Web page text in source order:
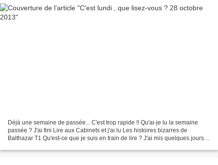
Déjà une semaine de passée... C'est trop rapide !! Qu'ai-je lu la semaine
passée ? J'ai fini Lire aux Cabinets et j'ai lu Les histoires bizarres de
Balthazar T1 Qu'est-ce que je suis en train de lire ? J'ai mis quelques jours